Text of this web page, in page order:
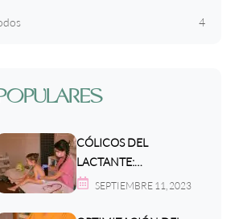
4
CÓLICOS DEL
LACTANTE:
ESTRATEGIAS PARA
SEPTIEMBRE 11, 2023